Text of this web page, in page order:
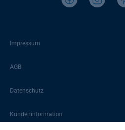
Impressum
AGB
Datenschutz
Kundeninformation